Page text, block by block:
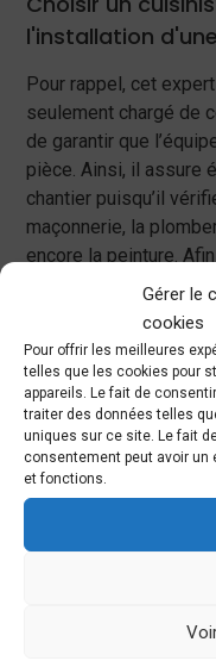
Gérer le
cookies
Pour offrir les meilleures
telles que les cookies pour
appareils. Le fait de
traiter des données telles
uniques sur ce site. Le fait
consentement peut avoir
et fonctions.
l'installation
Pour rappel, cet
seulement chargé de
de garantir que
pièce. Ainsi, il assure
chantier puisqu’il
maçonnerie, la
encore la peinture.
fonctionnel, le mieux
professionnel qu’il le
des marques telles
pouvoir bénéficier
qualité-prix.
Les
parfaite